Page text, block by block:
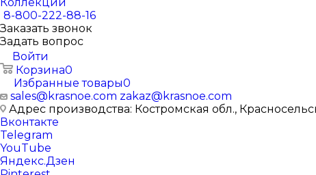
8-800-222-88-16
Заказать звонок
Задать вопрос
Войти
Корзина0
Избранные товары0
sales@krasnoe.com zakaz@krasnoe.com
Адрес производства: Костромская обл.,
Вконтакте
Telegram
YouTube
Яндекс.Дзен